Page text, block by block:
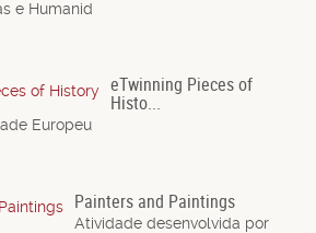
e Humanid
eTwinning Pieces of
Histo...
Europeu
Painters and Paintings
Atividade desenvolvida por